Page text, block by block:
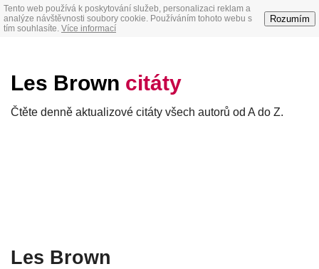
Tento web používá k poskytování služeb, personalizaci reklam a
analýze návštěvnosti soubory cookie. Používáním tohoto webu s
tím souhlasíte. Více informací
Rozumím
Les Brown citáty
Čtěte denně aktualizové citáty všech autorů od A do Z.
Les Brown